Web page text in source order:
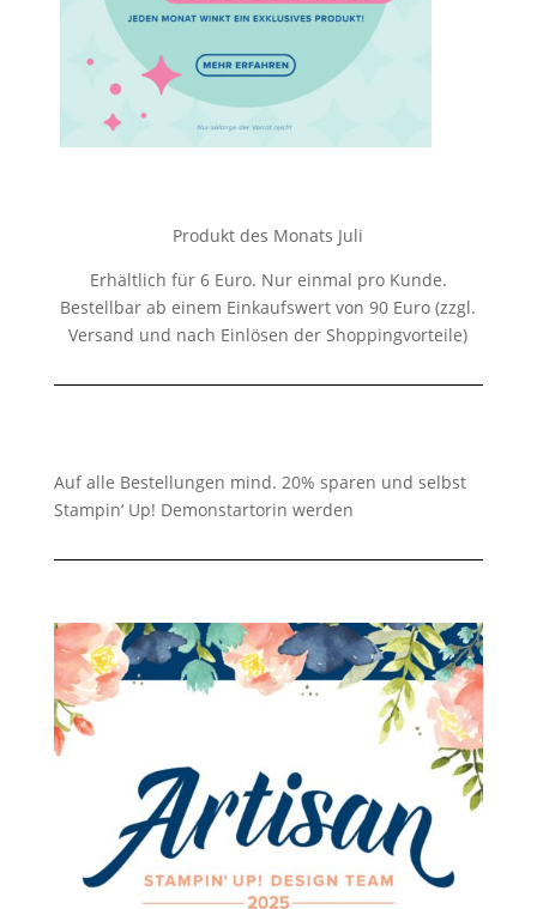
Produkt des Monats Juli
Erhältlich für 6 Euro. Nur einmal pro Kunde.
Bestellbar ab einem Einkaufswert von 90 Euro (zzgl.
Versand und nach Einlösen der Shoppingvorteile)
Auf alle Bestellungen mind. 20% sparen und selbst
Stampin‘ Up! Demonstartorin werden